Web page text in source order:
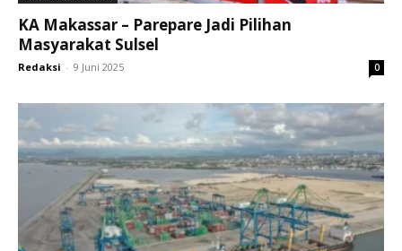
KA Makassar – Parepare Jadi Pilihan
Masyarakat Sulsel
Redaksi - 9 Juni 2025 0